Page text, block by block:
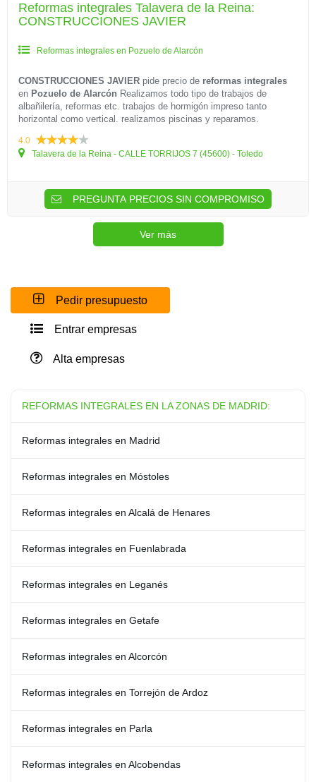
Reformas integrales Talavera de la Reina:
CONSTRUCCIONES JAVIER
Reformas integrales en Pozuelo de Alarcón
CONSTRUCCIONES JAVIER pide precio de reformas integrales
en Pozuelo de Alarcón Realizamos todo tipo de trabajos de
albañilería, reformas etc. trabajos de hormigón impreso tanto
horizontal como vertical. realizamos piscinas y reparamos.
4.0
Talavera de la Reina - CALLE TORRIJOS 7 (45600) - Toledo
PREGUNTA PRECIOS SIN COMPROMISO
Ver más
Pedir presupuesto
Entrar empresas
Alta empresas
REFORMAS INTEGRALES EN LA ZONAS DE MADRID:
Reformas integrales en Madrid
Reformas integrales en Móstoles
Reformas integrales en Alcalá de Henares
Reformas integrales en Fuenlabrada
Reformas integrales en Leganés
Reformas integrales en Getafe
Reformas integrales en Alcorcón
Reformas integrales en Torrejón de Ardoz
Reformas integrales en Parla
Reformas integrales en Alcobendas